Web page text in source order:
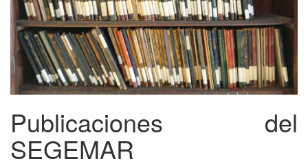
Publicaciones del
SEGEMAR